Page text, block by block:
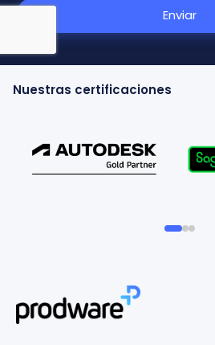
Enviar
Nuestras certificaciones